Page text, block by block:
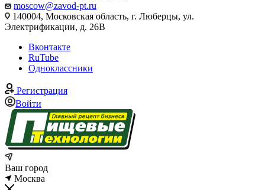
moscow@zavod-pt.ru
140004, Московская область, г. Люберцы, ул.
Электрификации, д. 26В
Вконтакте
RuTube
Одноклассники
Регистрация
Войти
Ваш город
Москва